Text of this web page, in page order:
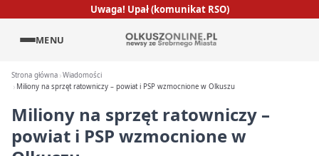
Uwaga! Upał (komunikat RSO)
MENU
Strona główna Wiadomości
Miliony na sprzęt ratowniczy – powiat i PSP wzmocnione w Olkuszu
Miliony na sprzęt ratowniczy –
powiat i PSP wzmocnione w